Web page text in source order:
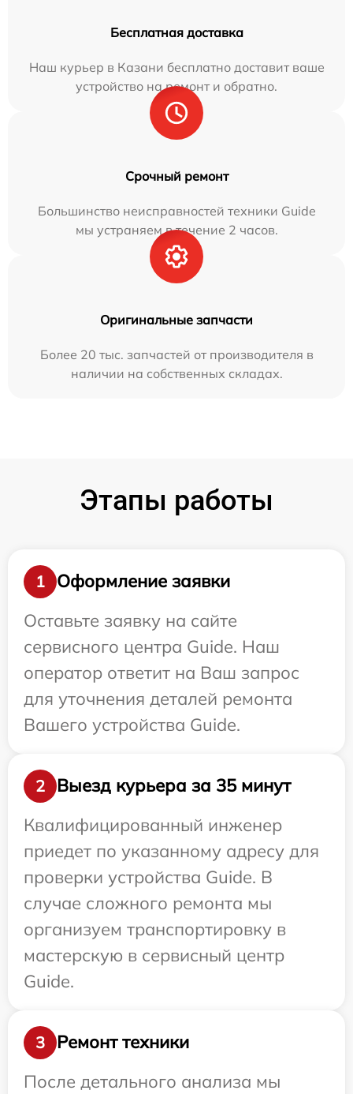
Бесплатная доставка
Наш курьер в Казани бесплатно доставит ваше
устройство на ремонт и обратно.
Срочный ремонт
Большинство неисправностей техники Guide
мы устраняем в течение 2 часов.
Оригинальные запчасти
Более 20 тыс. запчастей от производителя в
наличии на собственных складах.
Этапы работы
1
Оформление заявки
Оставьте заявку на сайте
сервисного центра Guide. Наш
оператор ответит на Ваш запрос
для уточнения деталей ремонта
Вашего устройства Guide.
2
Выезд курьера за 35 минут
Квалифицированный инженер
приедет по указанному адресу для
проверки устройства Guide. В
случае сложного ремонта мы
организуем транспортировку в
мастерскую в сервисный центр
Guide.
3
Ремонт техники
После детального анализа мы